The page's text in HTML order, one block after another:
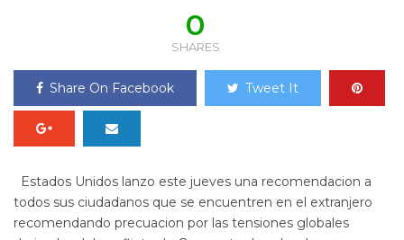
0
SHARES
Share On Facebook Tweet It
Estados Unidos lanzo este jueves una recomendacion a
todos sus ciudadanos que se encuentren en el extranjero
recomendando precuacion por las tensiones globales